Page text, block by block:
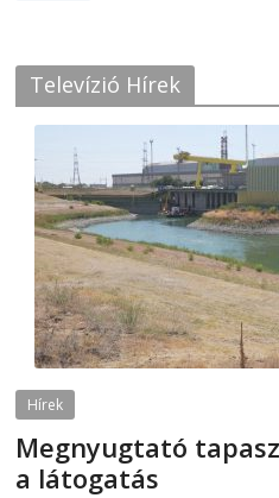
Televízió Hírek
Hírek
Megnyugtató
a látogatás